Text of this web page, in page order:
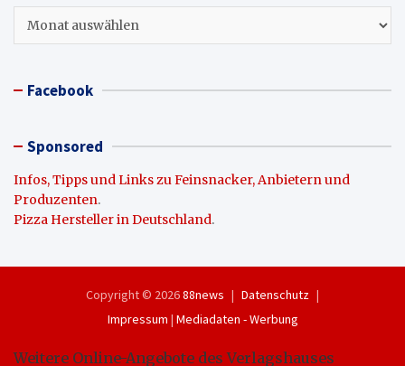
Facebook
Sponsored
Infos, Tipps und Links zu Feinsnacker, Anbietern und
Produzenten.
Pizza Hersteller in Deutschland.
Copyright © 202688news
Datenschutz
Impressum | Mediadaten - Werbung
Weitere Online-Angebote des Verlagshauses